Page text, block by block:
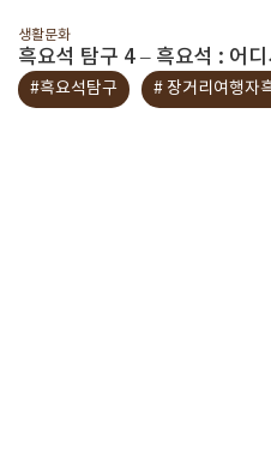
생활문화
흑요석 탐구 4 – 흑요석 : 어
#흑요석탐구 # 장거리여행자